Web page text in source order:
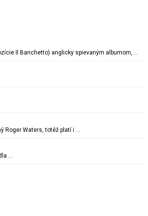
Il Banchetto) anglicky spievaným albumom, …
Roger Waters, totéž platí i …
…